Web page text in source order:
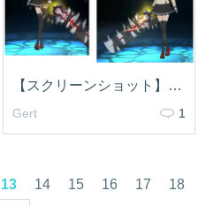
【スクリーンショット】ペールアッシュコーデ
Gert 1
13 14 15 16 17 18